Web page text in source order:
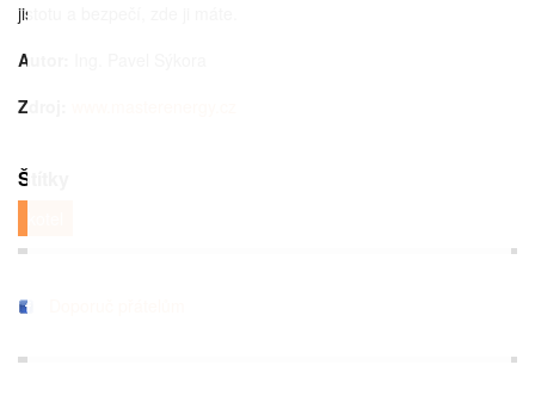
jistotu a bezpečí, zde ji máte.
Autor:
Zdroj:
Štítky